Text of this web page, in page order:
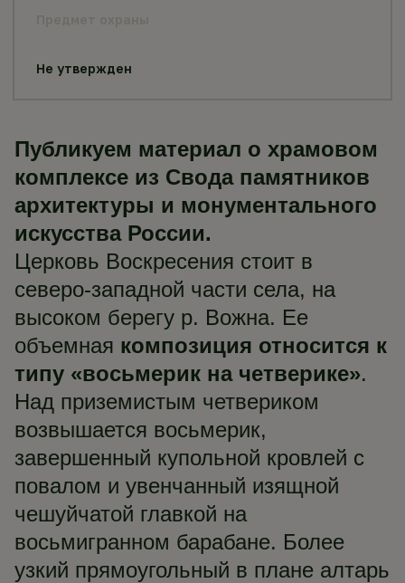
Не утвержден
Публикуем материал о храмовом
комплексе из Свода памятников
архитектуры и монументального
искусства России.
Церковь Воскресения стоит в
северо-западной части села, на
высоком берегу р. Вожна. Ее
объемная композиция относится к
типу «восьмерик на четверике».
Над приземистым четвериком
возвышается восьмерик,
завершенный купольной кровлей с
повалом и увенчанный изящной
чешуйчатой главкой на
восьмигранном барабане. Более
узкий прямоугольный в плане алтарь